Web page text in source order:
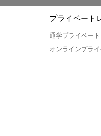
プライベート
通学プライベー
オンラインプラ